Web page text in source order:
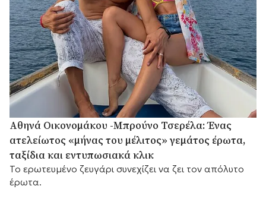
Αθηνά Οικονομάκου -Μπρούνο Τσερέλα: Ένας
ατελείωτος «μήνας του μέλιτος» γεμάτος έρωτα,
ταξίδια και εντυπωσιακά κλικ
Το ερωτευμένο ζευγάρι συνεχίζει να ζει τον απόλυτο
έρωτα.